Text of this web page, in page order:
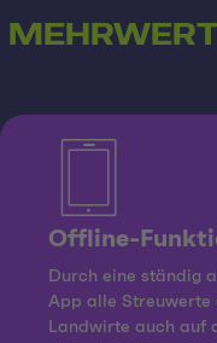
Offline-
Durch eine ständig
App alle Streuwerte
Landwirte auch auf